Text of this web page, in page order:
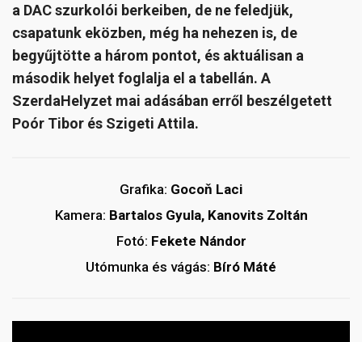
a DAC szurkolói berkeiben, de ne feledjük,
csapatunk eközben, még ha nehezen is, de
begyűjtötte a három pontot, és aktuálisan a
második helyet foglalja el a tabellán. A
SzerdaHelyzet mai adásában erről beszélgetett
Poór Tibor és Szigeti Attila.
Grafika: Gocoň Laci
Kamera: Bartalos Gyula, Kanovits Zoltán
Fotó: Fekete Nándor
Utómunka és vágás: Bíró Máté